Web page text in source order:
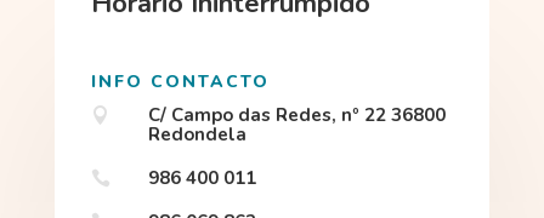
INFO CONTACTO

C/ Campo das Redes, nº 22 36800
Redondela
 986 400 011